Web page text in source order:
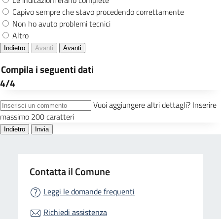
Contatta il Comune
Leggi le domande frequenti
Richiedi assistenza